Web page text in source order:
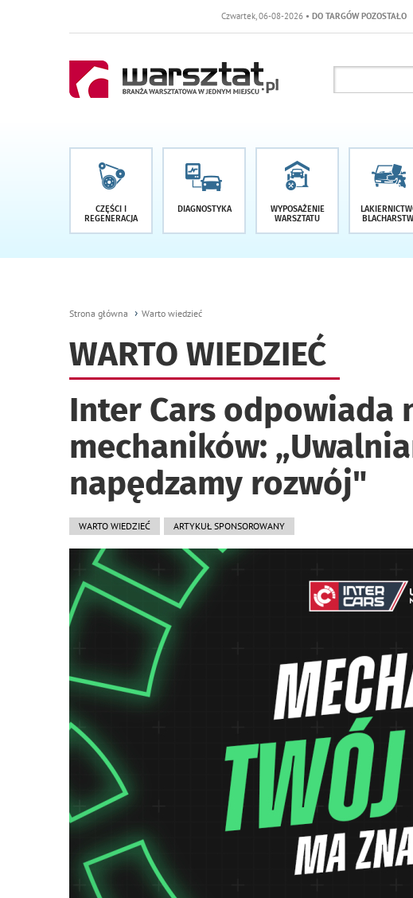
Czwartek, 06-08-2026• DO TARGÓW POZOSTAŁO -1 DNI
CZĘŚCI I
REGENERACJA
DIAGNOSTYKA
WYPOSAŻENIE
WARSZTATU
Strona główna Warto wiedzieć
WARTO WIEDZIEĆ
Inter Cars odpowiada
mechaników:
napędzamy rozwój"
WARTO WIEDZIEĆ ARTYKUŁ SPONSOROWANY